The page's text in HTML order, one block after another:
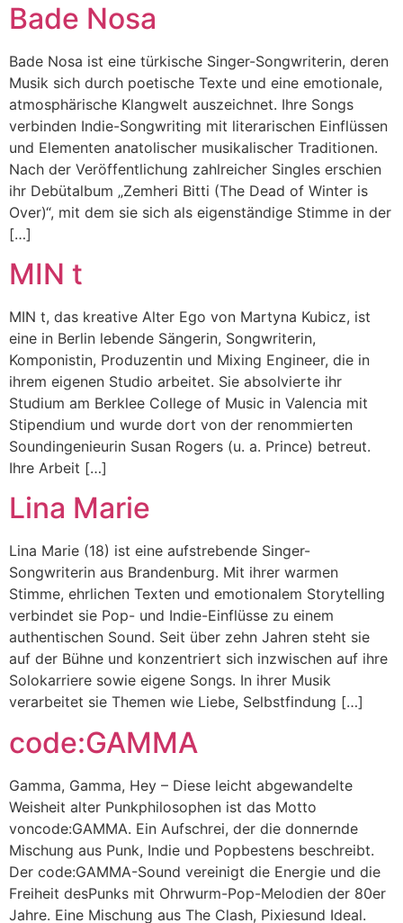
Bade Nosa
Bade Nosa ist eine türkische Singer-Songwriterin, deren
Musik sich durch poetische Texte und eine emotionale,
atmosphärische Klangwelt auszeichnet. Ihre Songs
verbinden Indie-Songwriting mit literarischen Einflüssen
und Elementen anatolischer musikalischer Traditionen.
Nach der Veröffentlichung zahlreicher Singles erschien
ihr Debütalbum „Zemheri Bitti (The Dead of Winter is
Over)“, mit dem sie sich als eigenständige Stimme in der
[…]
MIN t
MIN t, das kreative Alter Ego von Martyna Kubicz, ist
eine in Berlin lebende Sängerin, Songwriterin,
Komponistin, Produzentin und Mixing Engineer, die in
ihrem eigenen Studio arbeitet. Sie absolvierte ihr
Studium am Berklee College of Music in Valencia mit
Stipendium und wurde dort von der renommierten
Soundingenieurin Susan Rogers (u. a. Prince) betreut.
Ihre Arbeit […]
Lina Marie
Lina Marie (18) ist eine aufstrebende Singer-
Songwriterin aus Brandenburg. Mit ihrer warmen
Stimme, ehrlichen Texten und emotionalem Storytelling
verbindet sie Pop- und Indie-Einflüsse zu einem
authentischen Sound. Seit über zehn Jahren steht sie
auf der Bühne und konzentriert sich inzwischen auf ihre
Solokarriere sowie eigene Songs. In ihrer Musik
verarbeitet sie Themen wie Liebe, Selbstfindung […]
code:GAMMA
Gamma, Gamma, Hey – Diese leicht abgewandelte
Weisheit alter Punkphilosophen ist das Motto
voncode:GAMMA. Ein Aufschrei, der die donnernde
Mischung aus Punk, Indie und Popbestens beschreibt.
Der code:GAMMA-Sound vereinigt die Energie und die
Freiheit desPunks mit Ohrwurm-Pop-Melodien der 80er
Jahre. Eine Mischung aus The Clash, Pixiesund Ideal.